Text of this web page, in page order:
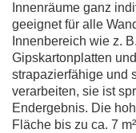
Innenräume ganz
geeignet für alle
Innenbereich wie z.
Gipskartonplatten
strapazierfähige und
verarbeiten, sie ist
Endergebnis. Die
Fläche bis zu ca. 7